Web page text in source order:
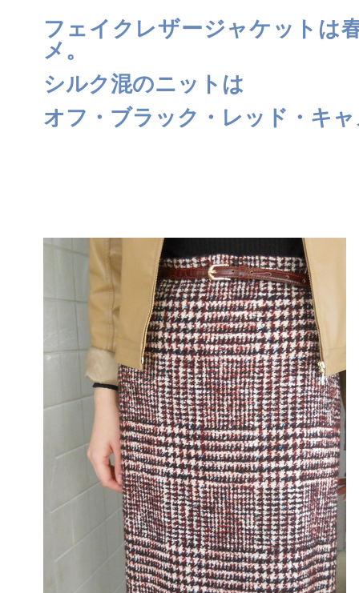
フェイクレザージャケットは
メ。
シルク混のニットは
オフ・ブラック・レッド・キ